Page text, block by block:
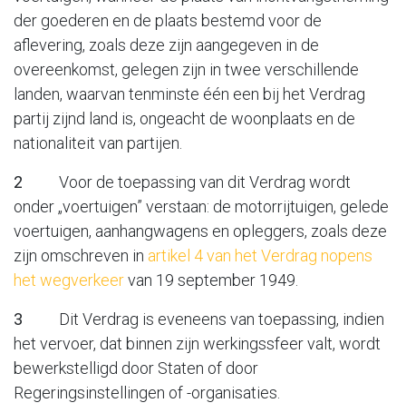
der goederen en de plaats bestemd voor de
aflevering, zoals deze zijn aangegeven in de
overeenkomst, gelegen zijn in twee verschillende
landen, waarvan tenminste één een bij het Verdrag
partij zijnd land is, ongeacht de woonplaats en de
nationaliteit van partijen.
2
Voor de toepassing van dit Verdrag wordt
onder „voertuigen” verstaan: de motorrijtuigen, gelede
voertuigen, aanhangwagens en opleggers, zoals deze
zijn omschreven in artikel 4 van het Verdrag nopens
het wegverkeervan 19 september 1949.
3
Dit Verdrag is eveneens van toepassing, indien
het vervoer, dat binnen zijn werkingssfeer valt, wordt
bewerkstelligd door Staten of door
Regeringsinstellingen of -organisaties.